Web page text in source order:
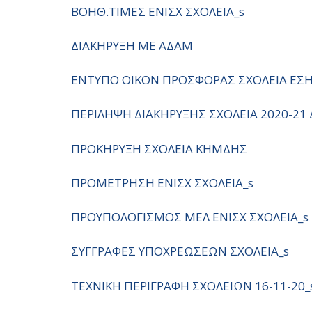
ΒΟΗΘ.ΤΙΜΕΣ ΕΝΙΣΧ ΣΧΟΛΕΙΑ_s
ΔΙΑΚΗΡΥΞΗ ΜΕ ΑΔΑΜ
ΕΝΤΥΠΟ ΟΙΚΟΝ ΠΡΟΣΦΟΡΑΣ ΣΧΟΛΕΙΑ
ΠΕΡΙΛΗΨΗ ΔΙΑΚΗΡΥΞΗΣ ΣΧΟΛΕΙΑ 2020-21
ΠΡΟΚΗΡΥΞΗ ΣΧΟΛΕΙΑ ΚΗΜΔΗΣ
ΠΡΟΜΕΤΡΗΣΗ ΕΝΙΣΧ ΣΧΟΛΕΙΑ_s
ΠΡΟΥΠΟΛΟΓΙΣΜΟΣ ΜΕΛ ΕΝΙΣΧ ΣΧΟΛΕΙΑ_s
ΣΥΓΓΡΑΦΕΣ ΥΠΟΧΡΕΩΣΕΩΝ ΣΧΟΛΕΙΑ_s
ΤΕΧΝΙΚΗ ΠΕΡΙΓΡΑΦΗ ΣΧΟΛΕΙΩΝ 16-11-